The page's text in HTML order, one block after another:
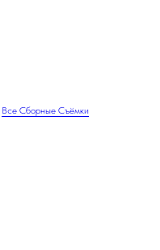
Все Сборные Съёмки